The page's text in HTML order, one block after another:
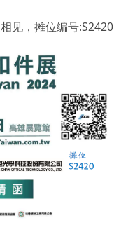
见，摊位编号:S2420